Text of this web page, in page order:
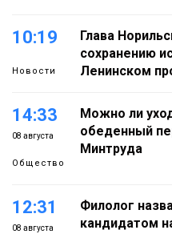
10:19
Новости
Глава
сохранению
Ленинском
14:33
08 августа
Общество
Можно ли
обеденный
Минтруда
12:31
08 августа
Филолог
кандидатом